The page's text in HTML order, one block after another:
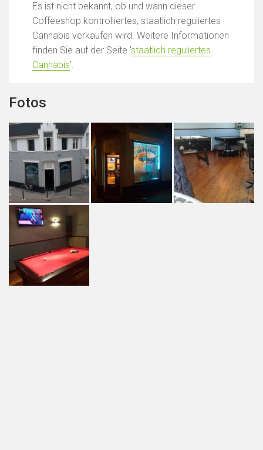
Es ist nicht bekannt, ob und wann dieser
Coffeeshop kontrolliertes, staatlich reguliertes
Cannabis verkaufen wird. Weitere Informationen
finden Sie auf der Seite 'staatlich reguliertes
Cannabis'.
Fotos